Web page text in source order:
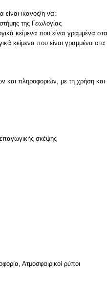
είναι ικανός/η να:
της Γεωλογίας
κείμενα που είναι γραμμένα
και πληροφοριών, με τη χρήση και
σκέψης
Ατμοσφαιρικοί ρύποι